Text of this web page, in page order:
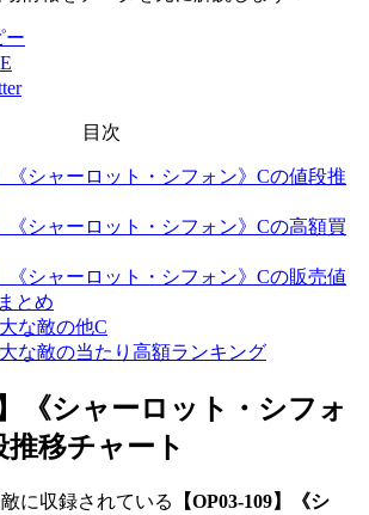
目次
《シャーロット・シフォン》Cの値段推
《シャーロット・シフォン》Cの高額買
《シャーロット・シフォン》Cの販売値
とめ
な敵の他C
大な敵の当たり高額ランキング
】《シャーロット・シフォ
推移チャート
敵に収録されている
【OP03-109】《シ